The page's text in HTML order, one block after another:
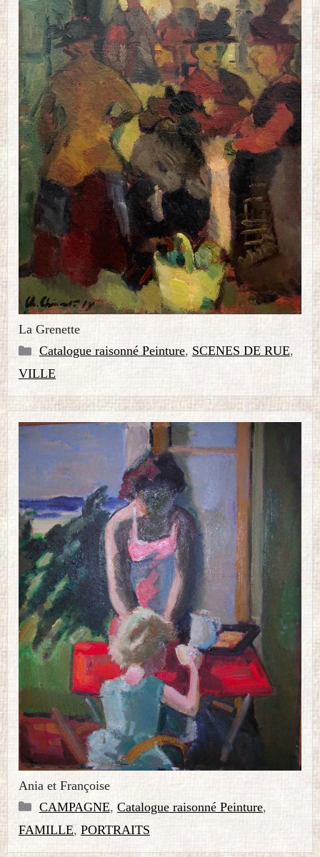
La Grenette
Catégories
Catalogue raisonné Peinture, SCENES DE RUE,
VILLE
Ania et Françoise
Catégories
CAMPAGNE, Catalogue raisonné Peinture,
FAMILLE, PORTRAITS